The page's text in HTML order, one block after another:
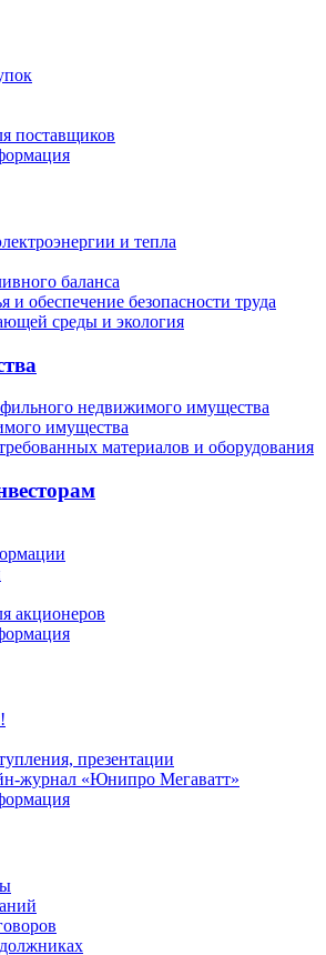
поставщиков
и тепла
баланса
и обеспечение безопасности труда
среды и экология
недвижимого имущества
имущества
материалов и оборудования
акционеров
презентации
журнал «Юнипро Мегаватт»